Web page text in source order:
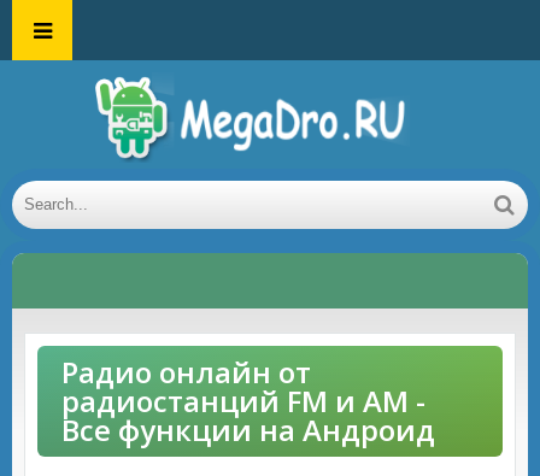
Радио онлайн от
радиостанций FM и AM -
Все функции на Андроид